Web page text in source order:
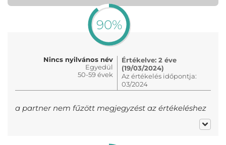
90%
Nincs nyilvános név
Egyedül
50-59 évek
Értékelve: 2 éve
(19/03/2024)
Az értékelés időpontja:
03/2024
a partner nem fűzött megjegyzést az értékeléshez